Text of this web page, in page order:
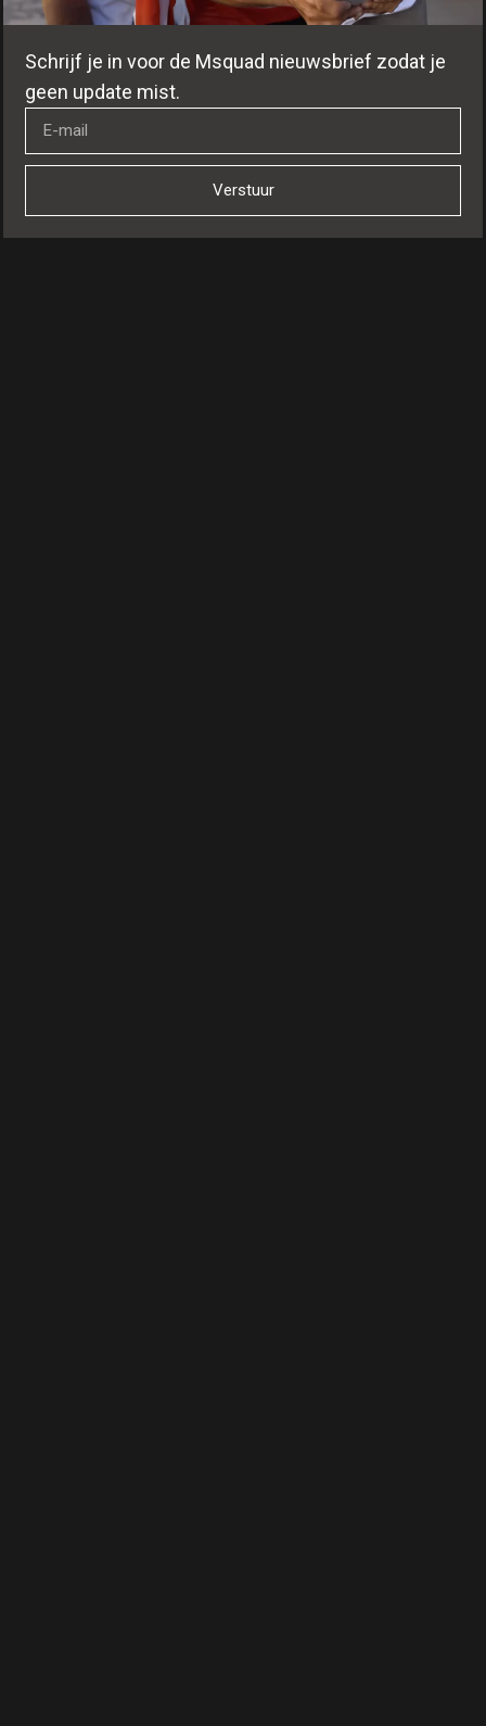
Schrijf je in voor de Msquad nieuwsbrief zodat je
geen update mist.
Verstuur